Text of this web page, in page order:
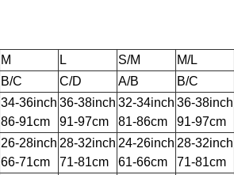
M L S/M M/L
B/C C/D A/B B/C
34-36inch
86-91cm
36-38inch
91-97cm
32-34inch
81-86cm
36-38inch
91-97cm
26-28inch
66-71cm
28-32inch
71-81cm
24-26inch
61-66cm
28-32inch
71-81cm